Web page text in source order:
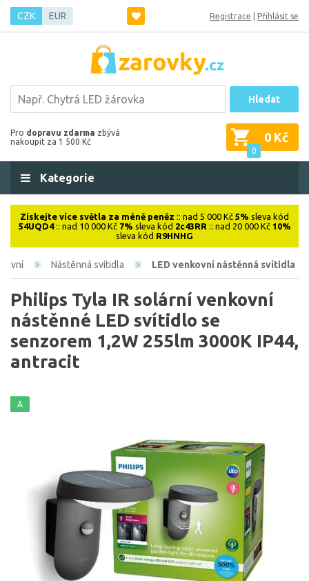
CZK EUR Registrace Přihlásit se
Hledat
Pro dopravu zdarma zbývá
nakoupit za 1 500 Kč
0
0 Kč
Kategorie
Získejte více světla za méně peněz :: nad 5 000 Kč 5% sleva kód
54UQD4:: nad 10 000 Kč 7% sleva kód 2c43RR :: nad 20 000 Kč 10%
sleva kód R9HNHG
Nástěnná svítidla LED venkovní nástěnná svítidla
Philips Tyla IR solární venkovní
nástěnné LED svítidlo se
senzorem 1,2W 255lm 3000K IP44,
antracit
A